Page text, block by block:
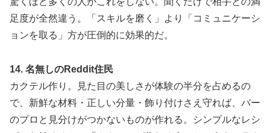
足度が全然違う。「スキルを磨く」より「コミュニケーシ
ョンを取る」方が圧倒的に効果的だ。
14. 名無しのReddit住民
カクテル作り。見た目の美しさが体験の半分を占めるの
で、新鮮な材料・正しい分量・飾り付けさえ守れば、バー
のプロと見分けがつかないものが作れる。シンプルなレシ